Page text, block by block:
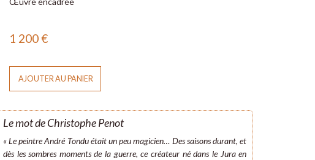
1 200€
AJOUTER AU PANIER
Le mot de Christophe Penot
« Le peintre André Tondu était un peu magicien… Des saisons durant, et
dès les sombres moments de la guerre, ce créateur né dans le Jura en